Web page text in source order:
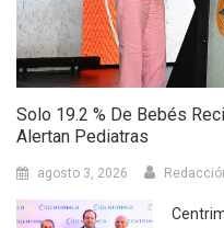
Solo 19.2 % De Bebés
Alertan Pediatras
agosto 3, 2026